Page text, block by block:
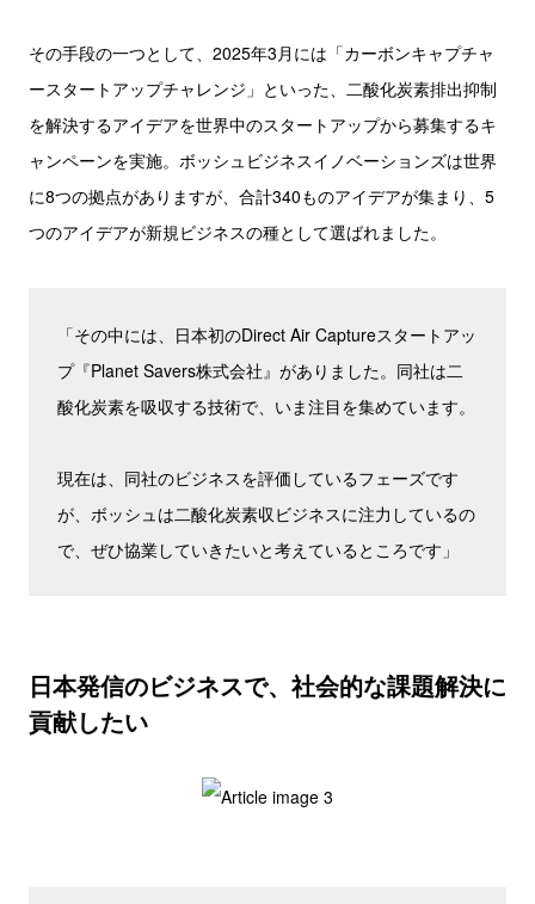
その手段の一つとして、2025年3月には「カーボンキャプチャ
ースタートアップチャレンジ」といった、二酸化炭素排出抑制
を解決するアイデアを世界中のスタートアップから募集するキ
ャンペーンを実施。ボッシュビジネスイノベーションズは世界
に8つの拠点がありますが、合計340ものアイデアが集まり、5
つのアイデアが新規ビジネスの種として選ばれました。
「その中には、日本初のDirect Air Captureスタートアッ
プ『Planet Savers株式会社』がありました。同社は二
酸化炭素を吸収する技術で、いま注目を集めています。
現在は、同社のビジネスを評価しているフェーズです
が、ボッシュは二酸化炭素収ビジネスに注力しているの
で、ぜひ協業していきたいと考えているところです」
日本発信のビジネスで、社会的な課題解決に
貢献したい